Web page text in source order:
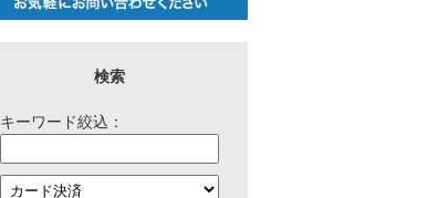
検索
キーワード絞込：